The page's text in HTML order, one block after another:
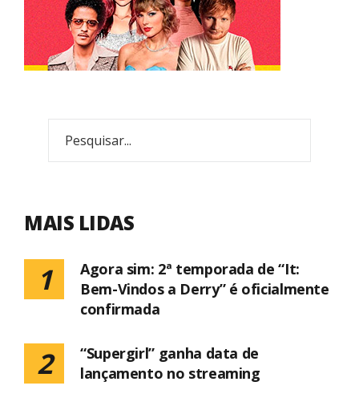
MAIS LIDAS
1
Agora sim: 2ª temporada de “It:
Bem-Vindos a Derry” é oficialmente
confirmada
2
“Supergirl” ganha data de
lançamento no streaming